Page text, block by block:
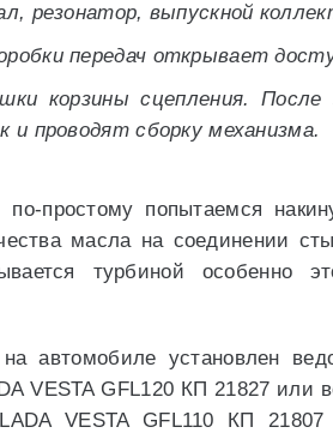
резонатор, выпускной
передач открывает
корзины сцепления.
и проводят сборку механизма.
простому попытаемся
масла на соединении
турбиной
автомобиле установлен
VESTA GFL120 КП 21827 или
VESTA GFL110 КП